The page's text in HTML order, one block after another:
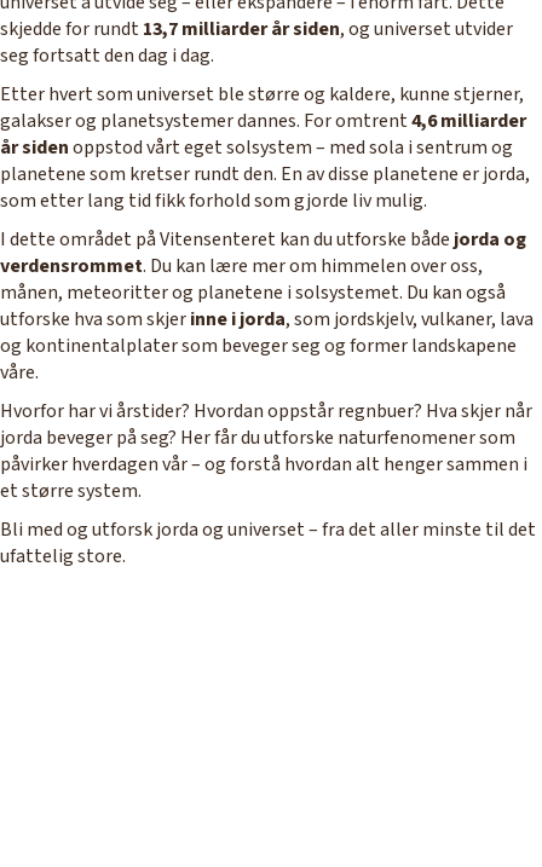
skjedde for rundt13,7 milliarder år siden, og universet utvider
seg fortsatt den dag i dag.
Etter hvert som universet ble større og kaldere, kunne stjerner,
galakser og planetsystemer dannes. For omtrent4,6 milliarder
år sidenoppstod vårt eget solsystem – med sola i sentrum og
planetene som kretser rundt den. En av disse planetene er jorda,
som etter lang tid fikk forhold som gjorde liv mulig.
I dette området på Vitensenteret kan du utforske både jorda og
verdensrommet. Du kan lære mer om himmelen over oss,
månen, meteoritter og planetene i solsystemet. Du kan også
utforske hva som skjerinne i jorda, som jordskjelv, vulkaner, lava
og kontinentalplater som beveger seg og former landskapene
våre.
Hvorfor har vi årstider? Hvordan oppstår regnbuer? Hva skjer når
jorda beveger på seg? Her får du utforske naturfenomener som
påvirker hverdagen vår – og forstå hvordan alt henger sammen i
et større system.
Bli med og utforsk jorda og universet – fra det aller minste til det
ufattelig store.